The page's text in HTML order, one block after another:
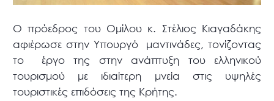
Ο πρόεδρος του Ομίλου κ. Στέλιος Κιαγαδάκης
αφιέρωσε στην Υπουργό μαντινάδες, τονίζοντας
το έργο της στην ανάπτυξη του ελληνικού
τουρισμού με ιδιαίτερη μνεία στις υψηλές
τουριστικές επιδόσεις της Κρήτης.